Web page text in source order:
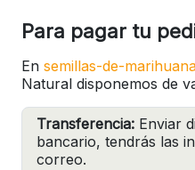
Para pagar tu
En semillas-de-
Natural disponemos de
Transferencia: Enviar
bancario, tendrás las
correo.